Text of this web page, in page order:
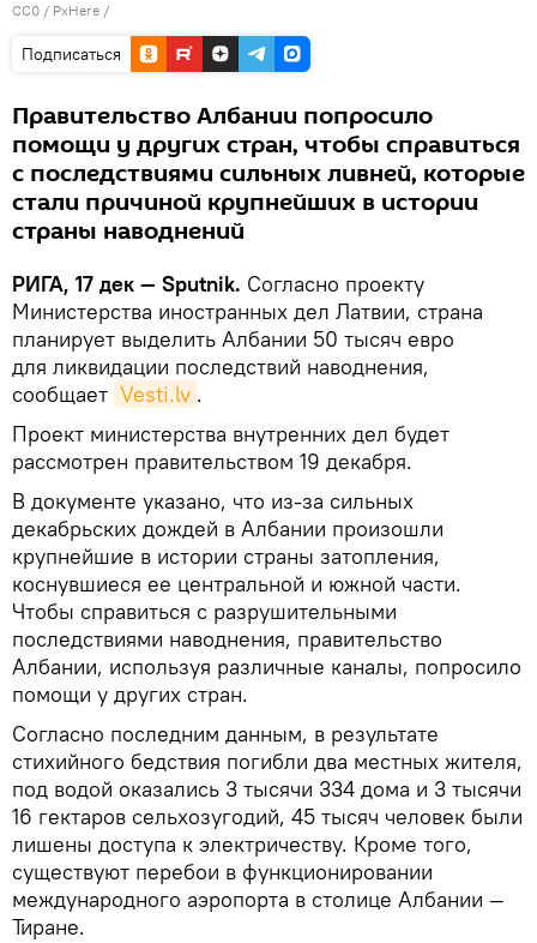
CC0 / PxHere /
Подписаться
Правительство Албании попросило
помощи у других стран, чтобы справиться
с последствиями сильных ливней, которые
стали причиной крупнейших в истории
страны наводнений
РИГА, 17 дек — Sputnik. Согласно проекту
Министерства иностранных дел Латвии, страна
планирует выделить Албании 50 тысяч евро
для ликвидации последствий наводнения,
сообщает Vesti.lv .
Проект министерства внутренних дел будет
рассмотрен правительством 19 декабря.
В документе указано, что из-за сильных
декабрьских дождей в Албании произошли
крупнейшие в истории страны затопления,
коснувшиеся ее центральной и южной части.
Чтобы справиться с разрушительными
последствиями наводнения, правительство
Албании, используя различные каналы, попросило
помощи у других стран.
Согласно последним данным, в результате
стихийного бедствия погибли два местных жителя,
под водой оказались 3 тысячи 334 дома и 3 тысячи
16 гектаров сельхозугодий, 45 тысяч человек были
лишены доступа к электричеству. Кроме того,
существуют перебои в функционировании
международного аэропорта в столице Албании —
Тиране.